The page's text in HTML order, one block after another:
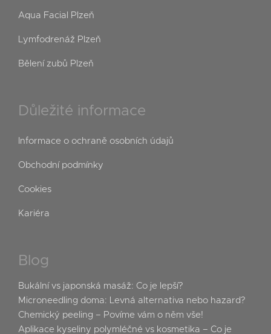
Aqua Facial Plzeň
Lymfodrenáž Plzeň
Bělení zubů Plzeň
Důležité informace
Informace o ochraně osobních údajů
Obchodní podmínky
Cookies
Kariéra
Blog
Bukální vs japonská masáž: Co je lepší?
Microneedling doma: Levná alternativa nebo hazard?
Chemický peeling – Povíme vám o něm vše!
Aplikace kyseliny polymléčné vs kosmetika – Co je